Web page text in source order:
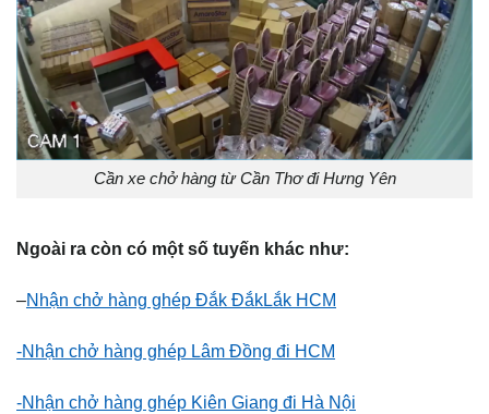
Cần xe chở hàng từ Cần Thơ đi Hưng Yên
Ngoài ra còn có một số tuyến khác như:
–Nhận chở hàng ghép Đắk ĐắkLắk HCM
-Nhận chở hàng ghép Lâm Đồng đi HCM
-Nhận chở hàng ghép Kiên Giang đi Hà Nội